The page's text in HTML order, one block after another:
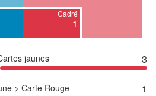
Cadré
1
jaunes 3
> Carte Rouge 1